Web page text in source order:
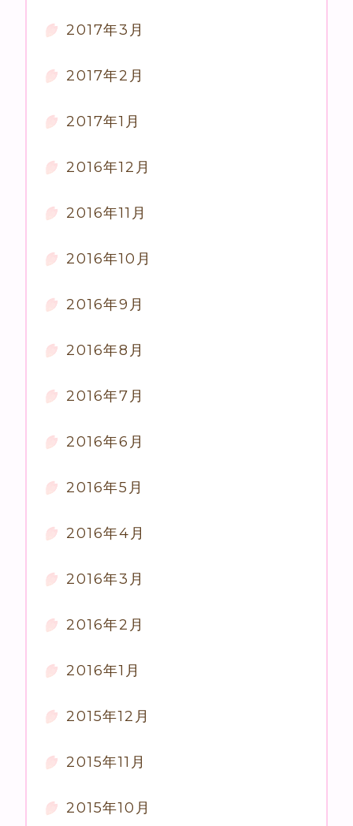
2017年3月
2017年2月
2017年1月
2016年12月
2016年11月
2016年10月
2016年9月
2016年8月
2016年7月
2016年6月
2016年5月
2016年4月
2016年3月
2016年2月
2016年1月
2015年12月
2015年11月
2015年10月